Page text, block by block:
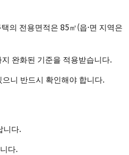
의 전용면적은 85㎡(읍·면 지역은
완화된 기준을 적용받습니다.
니 반드시 확인해야 합니다.
니다.
다.